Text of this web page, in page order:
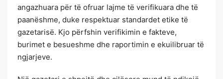
angazhuara për të ofruar lajme të verifikuara dhe të
paanëshme, duke respektuar standardet etike të
gazetarisë. Kjo përfshin verifikimin e fakteve,
burimet e besueshme dhe raportimin e ekuilibruar të
ngjarjeve.